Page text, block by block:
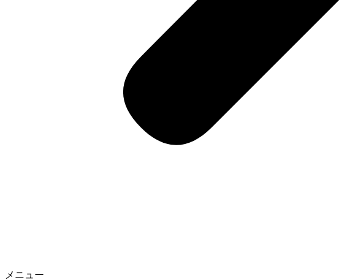
メニュー